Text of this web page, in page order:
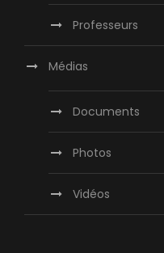
Professeurs
Médias
Documents
Photos
Vidéos